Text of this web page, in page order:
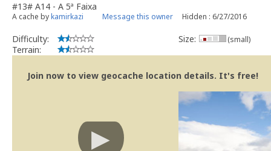
#13# A14 - A 5ª Faixa
A cache bykamirkazi Message this owner Hidden : 6/27/2016
Difficulty:
Terrain:
Size: (small)
Join now to view geocache location details. It's free!